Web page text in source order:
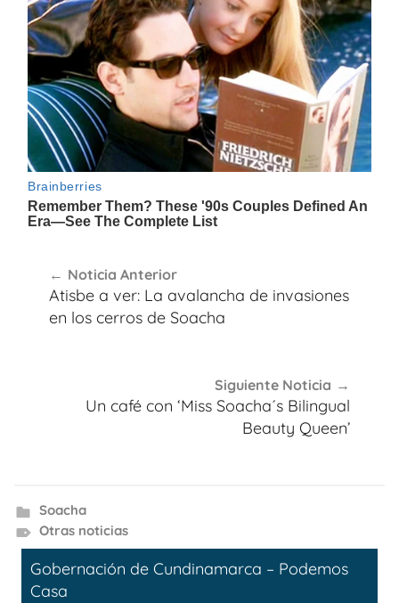
de
entradas
Noticia Anterior
Atisbe a ver: La avalancha de invasiones
en los cerros de Soacha
Siguiente Noticia
Un café con ‘Miss Soacha´s Bilingual
Beauty Queen’
Soacha
Otras noticias
Gobernación de Cundinamarca – Podemos
Casa